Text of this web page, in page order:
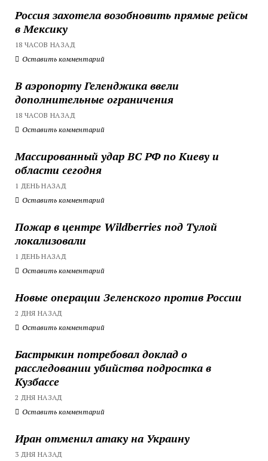
Россия захотела возобновить прямые рейсы
в Мексику
18 ЧАСОВ НАЗАД
Оставить комментарий
В аэропорту Геленджика ввели
дополнительные ограничения
18 ЧАСОВ НАЗАД
Оставить комментарий
Массированный удар ВС РФ по Киеву и
области сегодня
1 ДЕНЬ НАЗАД
Оставить комментарий
Пожар в центре Wildberries под Тулой
локализовали
1 ДЕНЬ НАЗАД
Оставить комментарий
Новые операции Зеленского против России
2 ДНЯ НАЗАД
Оставить комментарий
Бастрыкин потребовал доклад о
расследовании убийства подростка в
Кузбассе
2 ДНЯ НАЗАД
Оставить комментарий
Иран отменил атаку на Украину
3 ДНЯ НАЗАД